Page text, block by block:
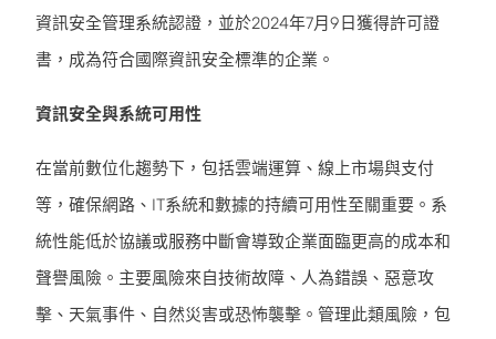
資訊安全管理系統認證，並於2024年7月9日獲得許可證
書，成為符合國際資訊安全標準的企業。
資訊安全與系統可用性
在當前數位化趨勢下，包括雲端運算、線上市場與支付
等，確保網路、IT系統和數據的持續可用性至關重要。系
統性能低於協議或服務中斷會導致企業面臨更高的成本和
聲譽風險。主要風險來自技術故障、人為錯誤、惡意攻
擊、天氣事件、自然災害或恐怖襲擊。管理此類風險，包